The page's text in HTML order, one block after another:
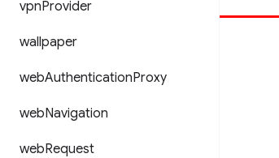
vpnProvider
wallpaper
webAuthenticationProxy
webNavigation
webRequest
Contribuir
Registre um bug